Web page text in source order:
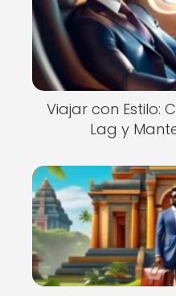
Viajar con Estilo:
Lag y